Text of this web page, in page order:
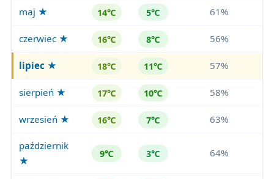
maj ★ 14℃ 5℃ 61%
czerwiec ★ 16℃ 8℃ 56%
lipiec ★ 18℃ 11℃ 57%
sierpień ★ 17℃ 10℃ 58%
wrzesień ★ 16℃ 7℃ 63%
październik
★
9℃ 3℃ 64%